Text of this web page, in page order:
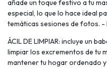
añade un toque festivo a tu
especial, lo que lo hace ideal
temáticas sesiones de fotos. -
ÁCIL DE LIMPIAR: incluye un
limpiar los excrementos de tu
mantener tu hogar ordenado y